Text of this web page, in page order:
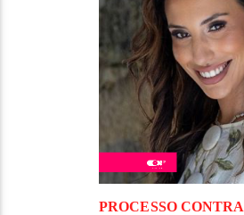
PROCESSO CONTRA